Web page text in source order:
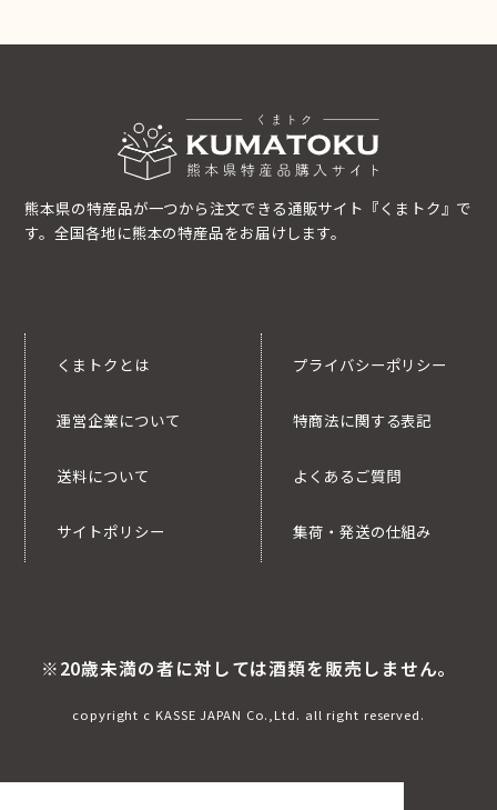
熊本県の特産品が一つから注文できる通販サイト『くまトク』で
す。全国各地に熊本の特産品をお届けします。
くまトクとは
運営企業について
送料について
サイトポリシー
プライバシーポリシー
特商法に関する表記
よくあるご質問
集荷・発送の仕組み
※20歳未満の者に対しては酒類を販売しません。
copyright c KASSE JAPAN Co.,Ltd. all right reserved.